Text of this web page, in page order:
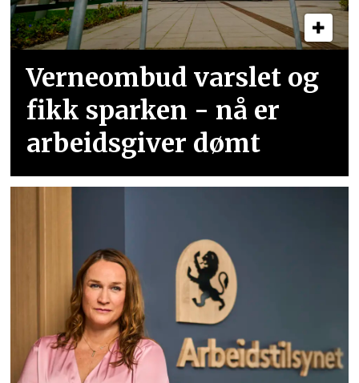
Verneombud varslet og
fikk sparken - nå er
arbeidsgiver dømt